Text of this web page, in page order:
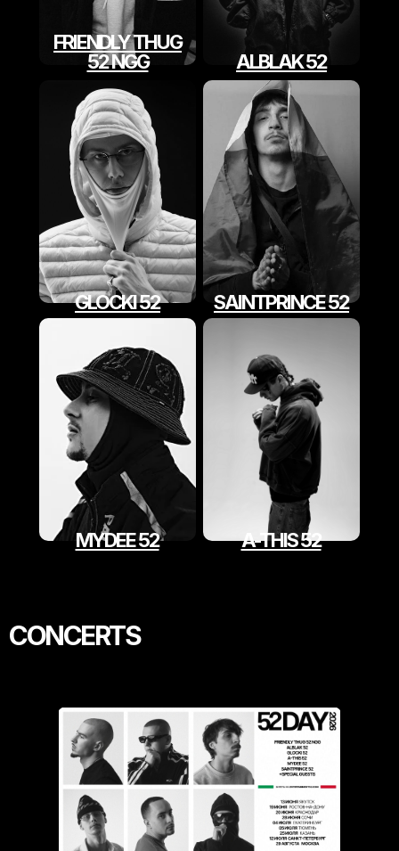
FRIENDLY THUG
52 NGG
ALBLAK 52
GLOCKI 52 SAINTPRINCE 52
MYDEE 52 A-THIS 52
CONCERTS